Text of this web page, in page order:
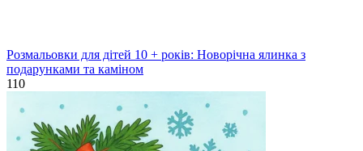
Розмальовки для дітей 10 + років: Новорічна ялинка з
подарунками та каміном
110